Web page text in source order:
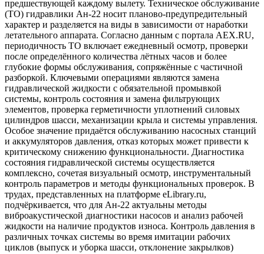
предшествующей каждому вылету. Техническое обслуживание
(ТО) гидравлики Ан-22 носит планово-предупредительный
характер и разделяется на виды в зависимости от наработки
летательного аппарата. Согласно данным с портала AEX.RU,
периодичность ТО включает ежедневный осмотр, проверки
после определённого количества лётных часов и более
глубокие формы обслуживания, сопряжённые с частичной
разборкой. Ключевыми операциями являются замена
гидравлической жидкости с обязательной промывкой
системы, контроль состояния и замена фильтрующих
элементов, проверка герметичности уплотнений силовых
цилиндров шасси, механизации крыла и системы управления.
Особое значение придаётся обслуживанию насосных станций
и аккумуляторов давления, отказ которых может привести к
критическому снижению функциональности. Диагностика
состояния гидравлической системы осуществляется
комплексно, сочетая визуальный осмотр, инструментальный
контроль параметров и методы функциональных проверок. В
трудах, представленных на платформе eLibrary.ru,
подчёркивается, что для Ан-22 актуальны методы
виброакустической диагностики насосов и анализ рабочей
жидкости на наличие продуктов износа. Контроль давления в
различных точках системы во время имитации рабочих
циклов (выпуск и уборка шасси, отклонение закрылков)